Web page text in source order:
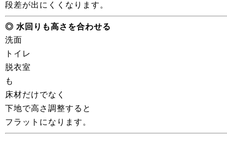
段差が出にくくなります。
◎ 水回りも高さを合わせる
洗面
トイレ
脱衣室
も
床材だけでなく
下地で高さ調整すると
フラットになります。